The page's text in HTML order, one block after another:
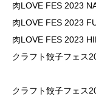
肉LOVE FES 2023
肉LOVE FES 2023
肉LOVE FES 2023
クラフト餃子フェス
クラフト餃子フェス